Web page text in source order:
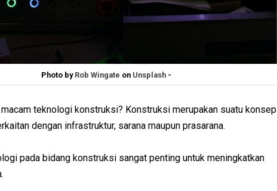
Photo by Rob Wingate on Unsplash-
teknologi konstruksi? Konstruksi merupakan suatu konsep
dengan infrastruktur, sarana maupun prasarana.
pada bidang konstruksi sangat penting untuk meningkatkan